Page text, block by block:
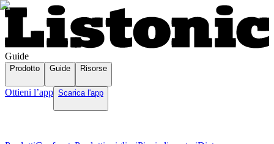
Guide
Prodotto Guide Risorse
Ottieni l’app Scarica l'app